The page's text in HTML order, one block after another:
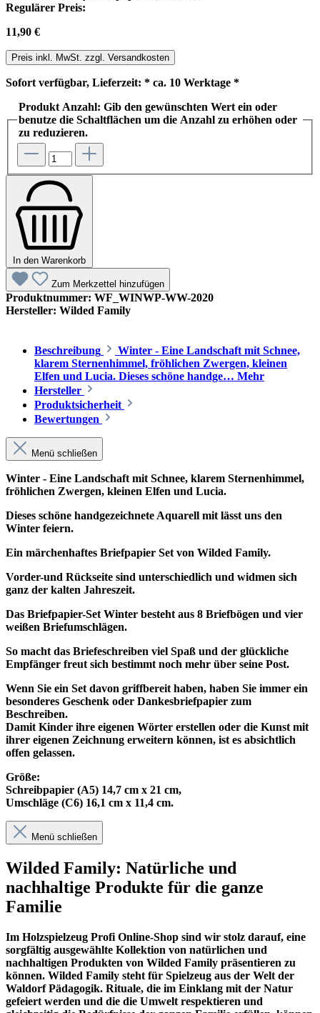
Regulärer Preis:
11,90 €
Preis inkl. MwSt. zzgl. Versandkosten
Sofort verfügbar, Lieferzeit: * ca. 10 Werktage *
Produkt Anzahl: Gib den gewünschten Wert ein oder
benutze die Schaltflächen um die Anzahl zu erhöhen oder
zu reduzieren.
In den Warenkorb
Zum Merkzettel hinzufügen
Produktnummer: WF_WINWP-WW-2020
Hersteller: Wilded Family
Beschreibung
Winter - Eine Landschaft mit Schnee,
klarem Sternenhimmel, fröhlichen Zwergen, kleinen
Elfen und Lucia. Dieses schöne handge… Mehr
Hersteller
Produktsicherheit
Bewertungen
Menü schließen
Winter - Eine Landschaft mit Schnee, klarem Sternenhimmel,
fröhlichen Zwergen, kleinen Elfen und Lucia.
Dieses schöne handgezeichnete Aquarell mit lässt uns den
Winter feiern.
Ein märchenhaftes Briefpapier Set von Wilded Family.
Vorder-und Rückseite sind unterschiedlich und widmen sich
ganz der kalten Jahreszeit.
Das Briefpapier-Set Winter besteht aus 8 Briefbögen und vier
weißen Briefumschlägen.
So macht das Briefeschreiben viel Spaß und der glückliche
Empfänger freut sich bestimmt noch mehr über seine Post.
Wenn Sie ein Set davon griffbereit haben, haben Sie immer ein
besonderes Geschenk oder Dankesbriefpapier zum
Beschreiben.
Damit Kinder ihre eigenen Wörter erstellen oder die Kunst mit
ihrer eigenen Zeichnung erweitern können, ist es absichtlich
offen gelassen.
Größe:
Schreibpapier (A5) 14,7 cm x 21 cm,
Umschläge (C6) 16,1 cm x 11,4 cm.
Menü schließen
Wilded Family: Natürliche und
nachhaltige Produkte für die ganze
Familie
Im Holzspielzeug Profi Online-Shop sind wir stolz darauf, eine
sorgfältig ausgewählte Kollektion von natürlichen und
nachhaltigen Produkten von Wilded Family präsentieren zu
können. Wilded Family steht für Spielzeug aus der Welt der
Waldorf Pädagogik. Rituale, die im Einklang mit der Natur
gefeiert werden und die die Umwelt respektieren und